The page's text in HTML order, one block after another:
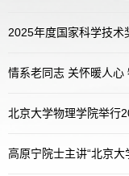
2025年度国家科学技术
北京大学物理学院举行